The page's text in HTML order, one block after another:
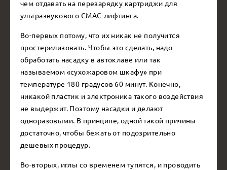
чем отдавать на перезарядку картриджи для
ультразвукового СМАС-лифтинга.
Во-первых потому, что их никак не получится
простерилизовать. Чтобы это сделать, надо
обработать насадку в автоклаве или так
называемом «сухожаровом шкафу» при
температуре 180 градусов 60 минут. Конечно,
никакой пластик и электроника такого воздействия
не выдержит. Поэтому насадки и делают
одноразовыми. В принципе, одной такой причины
достаточно, чтобы бежать от подозрительно
дешевых процедур.
Во-вторых, иглы со временем тупятся, и проводить